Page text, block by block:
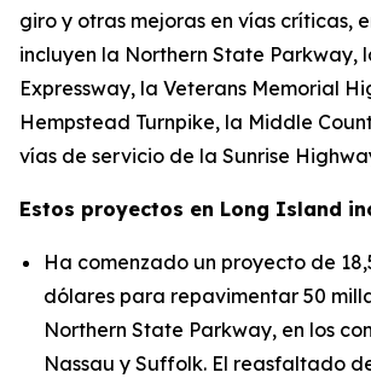
giro y otras mejoras en vías críticas,
incluyen la Northern State Parkway,
Expressway, la Veterans Memorial
Hempstead Turnpike, la Middle
vías de servicio de la Sunrise
Estos proyectos en Long Island
Ha comenzado un proyecto de
dólares para repavimentar 50
Northern State Parkway, en los
Nassau y Suffolk. El reasfaltado